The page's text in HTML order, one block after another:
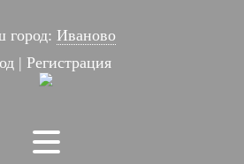
город: Иваново
| Регистрация